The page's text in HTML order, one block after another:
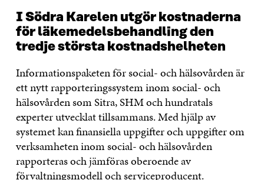
I Södra Karelen utgör kostnaderna
för läkemedelsbehandling den
tredje största kostnadshelheten
Informationspaketen för social- och hälsovården är
ett nytt rapporteringssystem inom social- och
hälsovården som Sitra, SHM och hundratals
experter utvecklat tillsammans. Med hjälp av
systemet kan finansiella uppgifter och uppgifter om
verksamheten inom social- och hälsovården
rapporteras och jämföras oberoende av
förvaltningsmodell och serviceproducent.